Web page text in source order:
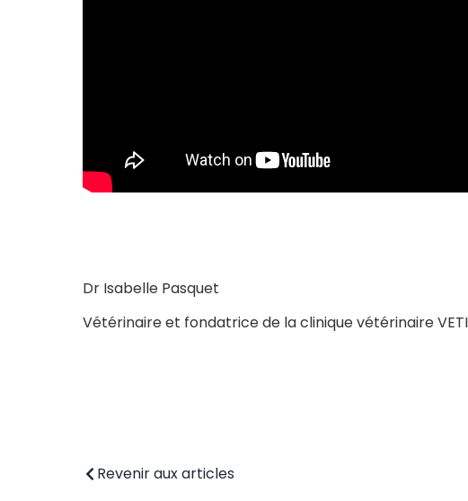
Dr Isabelle Pasquet
Vétérinaire et fondatrice de la clinique vétérinaire
Revenir aux articles